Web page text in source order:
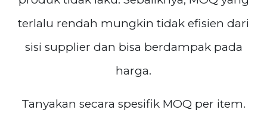
terlalu rendah mungkin tidak efisien dari
sisi supplier dan bisa berdampak pada
harga.
Tanyakan secara spesifik MOQ per item.